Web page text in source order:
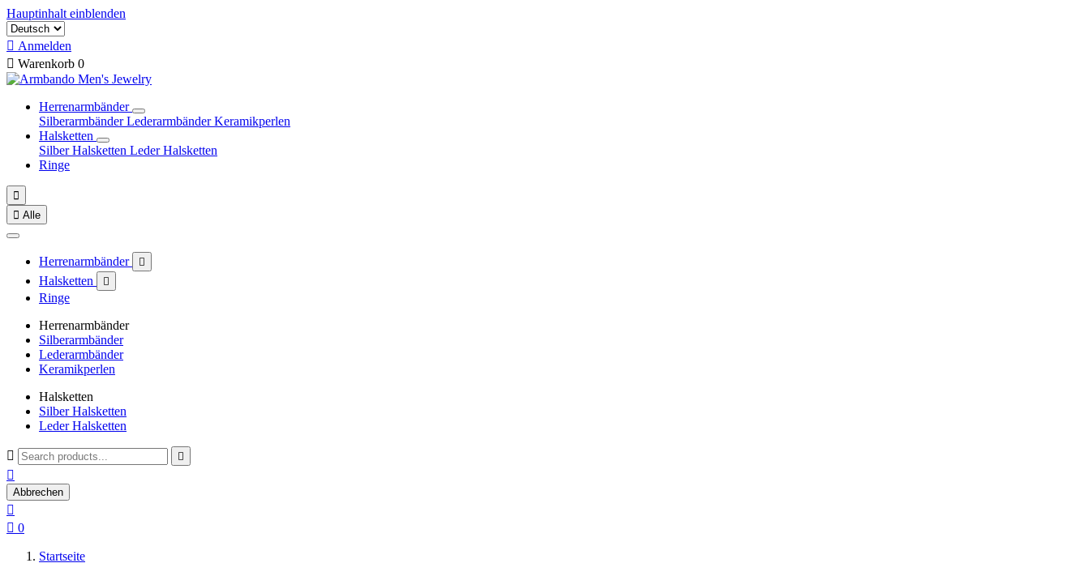
Hauptinhalt einblenden
 Anmelden
 Warenkorb 0
Herrenarmbänder
SilberarmbänderLederarmbänderKeramikperlen
Halsketten
Silber Halsketten Leder Halsketten
Ringe

 Alle
Herrenarmbänder 
Halsketten 
Ringe
Herrenarmbänder
Silberarmbänder
Lederarmbänder
Keramikperlen
Halsketten
Silber Halsketten
Leder Halsketten
 

Abbrechen

 0
Startseite